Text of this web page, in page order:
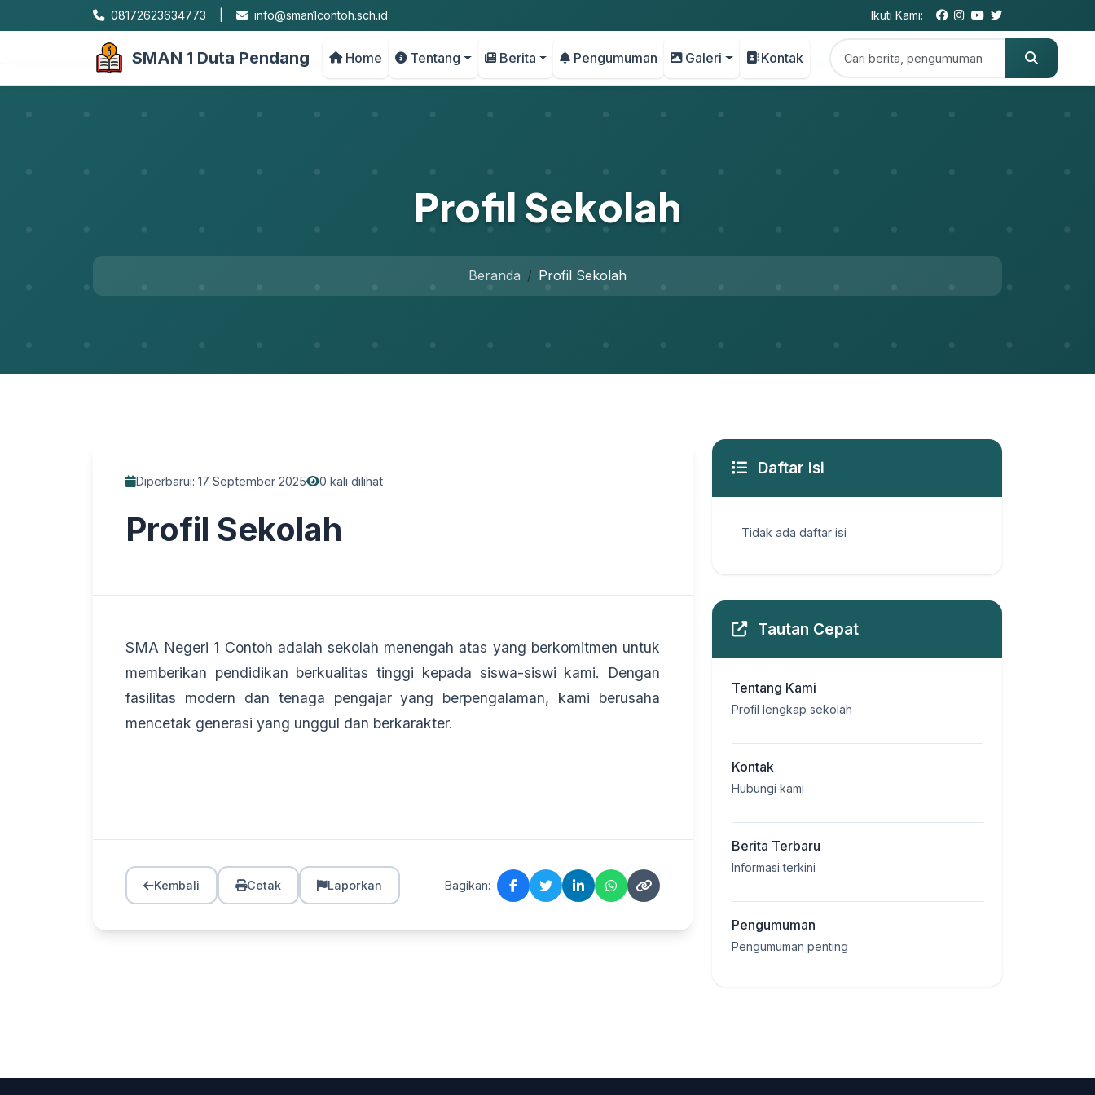
08172623634773 info@sman1contoh.sch.id Ikuti Kami:
SMAN 1 Duta Pendang Home Tentang Berita Pengumuman Galeri Kontak
Profil Sekolah
Beranda Profil Sekolah
Diperbarui: 17 September 2025 0 kali dilihat
Profil Sekolah
SMA Negeri 1 Contoh adalah sekolah menengah atas yang berkomitmen untuk
memberikan pendidikan berkualitas tinggi kepada siswa-siswi kami. Dengan
fasilitas modern dan tenaga pengajar yang berpengalaman, kami berusaha
mencetak generasi yang unggul dan berkarakter.
Kembali Cetak Laporkan Bagikan:
Daftar Isi
Tidak ada daftar isi
Tautan Cepat
Tentang Kami
Profil lengkap sekolah
Kontak
Hubungi kami
Berita Terbaru
Informasi terkini
Pengumuman
Pengumuman penting